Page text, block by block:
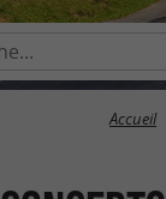
Accueil